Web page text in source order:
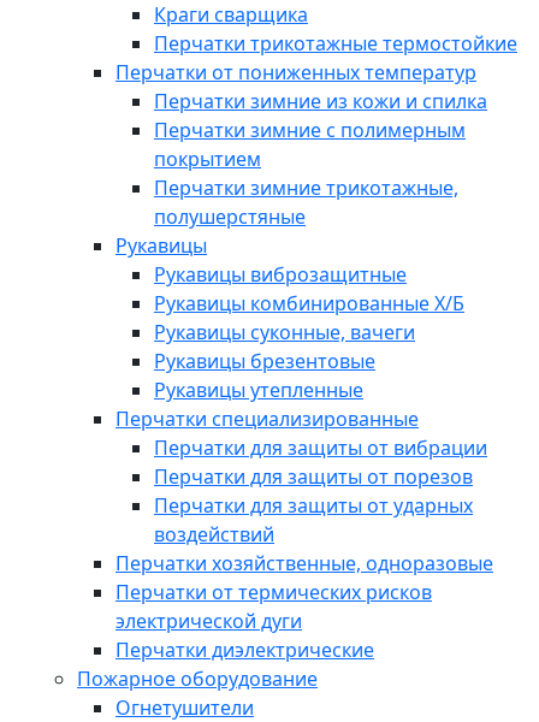
Краги сварщика
Перчатки трикотажные термостойкие
Перчатки от пониженных температур
Перчатки зимние из кожи и спилка
Перчатки зимние с полимерным
покрытием
Перчатки зимние трикотажные,
полушерстяные
Рукавицы
Рукавицы виброзащитные
Рукавицы комбинированные Х/Б
Рукавицы суконные, вачеги
Рукавицы брезентовые
Рукавицы утепленные
Перчатки специализированные
Перчатки для защиты от вибрации
Перчатки для защиты от порезов
Перчатки для защиты от ударных
воздействий
Перчатки хозяйственные, одноразовые
Перчатки от термических рисков
электрической дуги
Перчатки диэлектрические
Пожарное оборудование
Огнетушители